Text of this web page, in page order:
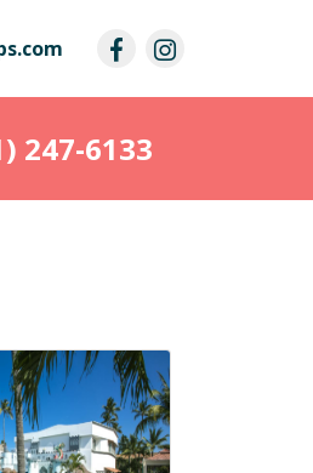
247-6133